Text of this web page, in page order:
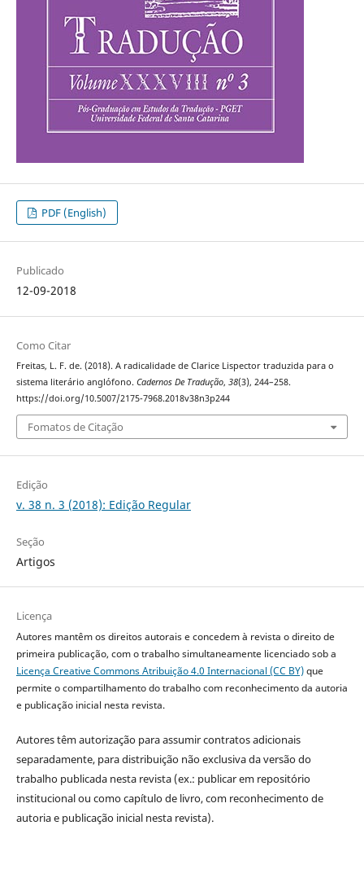
PDF (English)
Publicado
12-09-2018
Como Citar
Freitas, L. F. de. (2018). A radicalidade de Clarice Lispector traduzida para o
sistema literário anglófono. Cadernos De Tradução, 38(3), 244–258.
https://doi.org/10.5007/2175-7968.2018v38n3p244
Fomatos de Citação
Edição
v. 38 n. 3 (2018): Edição Regular
Seção
Artigos
Licença
Autores mantêm os direitos autorais e concedem à revista o direito de
primeira publicação, com o trabalho simultaneamente licenciado sob a
Licença Creative Commons Atribuição 4.0 Internacional (CC BY)que
permite o compartilhamento do trabalho com reconhecimento da autoria
e publicação inicial nesta revista.
Autores têm autorização para assumir contratos adicionais
separadamente, para distribuição não exclusiva da versão do
trabalho publicada nesta revista (ex.: publicar em repositório
institucional ou como capítulo de livro, com reconhecimento de
autoria e publicação inicial nesta revista).